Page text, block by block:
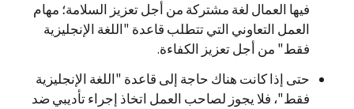
فيها العمال لغة مشتركة من أجل تعزيز السلامة؛ مهام
العمل التعاوني التي تتطلب قاعدة "اللغة الإنجليزية
فقط" من أجل تعزيز الكفاءة.
حتى إذا كانت هناك حاجة إلى قاعدة "اللغة الإنجليزية
فقط"، فلا يجوز لصاحب العمل اتخاذ إجراء تأديبي ضد